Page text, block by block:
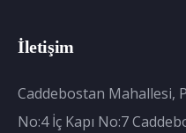
İletişim
Caddebostan Mahallesi,
No:4 İç Kapı No:7